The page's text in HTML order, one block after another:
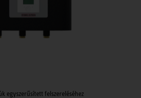
egyszerűsített felszereléséhez